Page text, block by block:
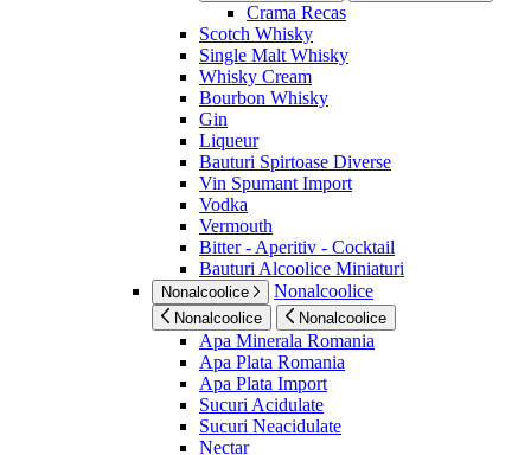
Crama Recas
Scotch Whisky
Single Malt Whisky
Whisky Cream
Bourbon Whisky
Gin
Liqueur
Bauturi Spirtoase Diverse
Vin Spumant Import
Vodka
Vermouth
Bitter - Aperitiv - Cocktail
Bauturi Alcoolice Miniaturi
Nonalcoolice Nonalcoolice
Nonalcoolice Nonalcoolice
Apa Minerala Romania
Apa Plata Romania
Apa Plata Import
Sucuri Acidulate
Sucuri Neacidulate
Nectar